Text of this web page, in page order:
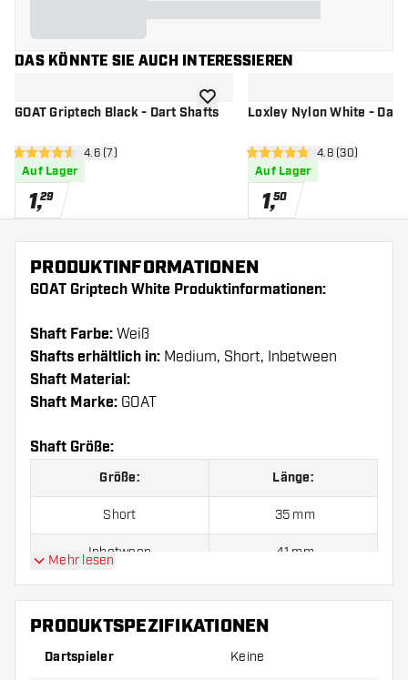
DAS KÖNNTE SIE AUCH INTERESSIEREN
GOAT Griptech Black - Dart Shafts
Bewertungsbereich öffnen
4.6 Bewertungssterne
4.6 (7)
Auf Lager
1,29
Zur Wunschliste hinzufügen
Loxley Nylon White - Dart
4.8 Bewertungssterne
4.8 (30)
Auf Lager
1,50
PRODUKTINFORMATIONEN
GOAT Griptech White Produktinformationen:
Shaft Farbe: Weiß
Shafts erhältlich in: Medium, Short, Inbetween
Shaft Material:
Shaft Marke: GOAT
Shaft Größe:
Größe: Länge:
Short 35 mm
Inbetween 41 mm
Medium 48 mm
Preise gelten jeweils für ein Set (1 Set = 3 Stück).
Mehr lesen
PRODUKTSPEZIFIKATIONEN
Dartspieler Keine